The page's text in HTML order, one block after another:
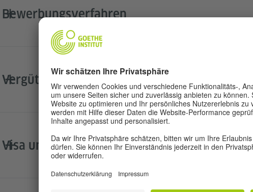
Bewerbungsverfahren
Vergütung und Versicherung
Visa und Visabeschaffung